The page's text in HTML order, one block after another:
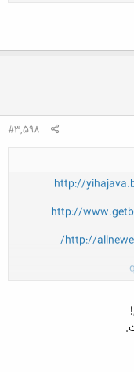
#3,598
http://
http://
http://